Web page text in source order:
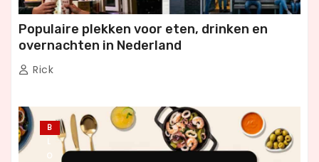
Populaire plekken voor eten, drinken en
overnachten in Nederland
Rick
B
L
O